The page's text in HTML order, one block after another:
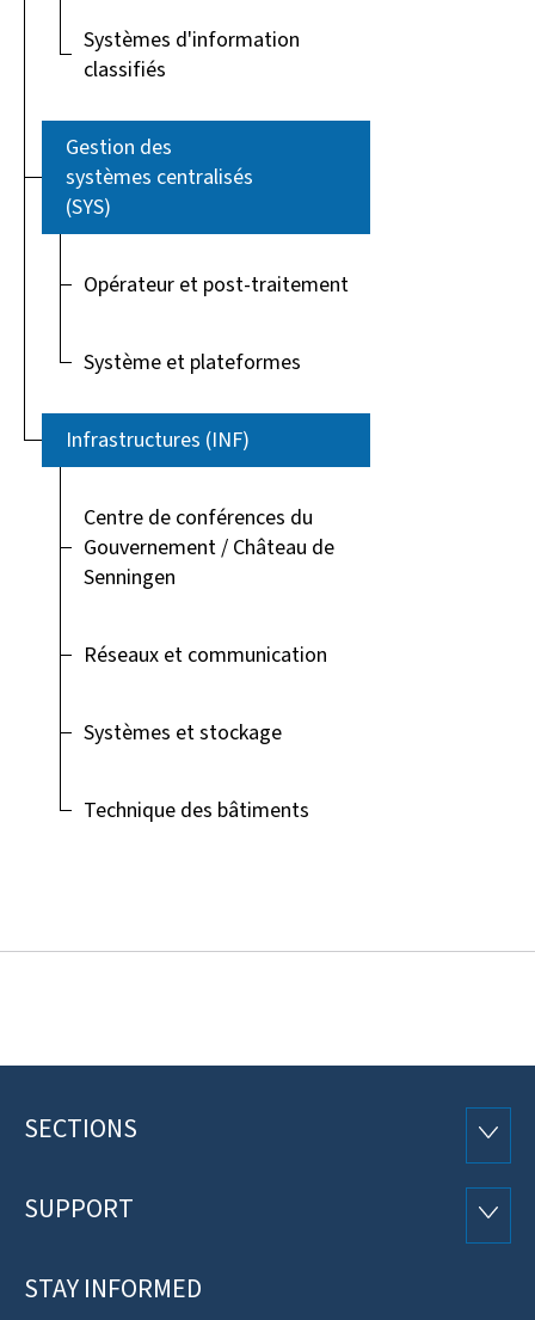
Systèmes d'information
classifiés
Gestion des
systèmes centralisés
(SYS)
Opérateur et post-traitement
Système et plateformes
Infrastructures (INF)
Centre de conférences du
Gouvernement / Château de
Senningen
Réseaux et communication
Systèmes et stockage
Technique des bâtiments
Footer
SECTIONS
SUPPORT
STAY INFORMED